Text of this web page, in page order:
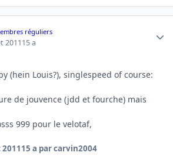
réguliers
201115 a
(hein Louis?), singlespeed of course:
de jouvence (jdd et fourche) mais
999 pour le velotaf,
15 a par carvin2004